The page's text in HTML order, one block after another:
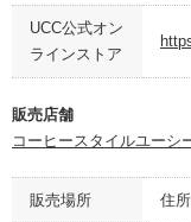
UCC公式オン
ラインストア
販売店舗
コーヒースタイルユーシ
販売場所 住